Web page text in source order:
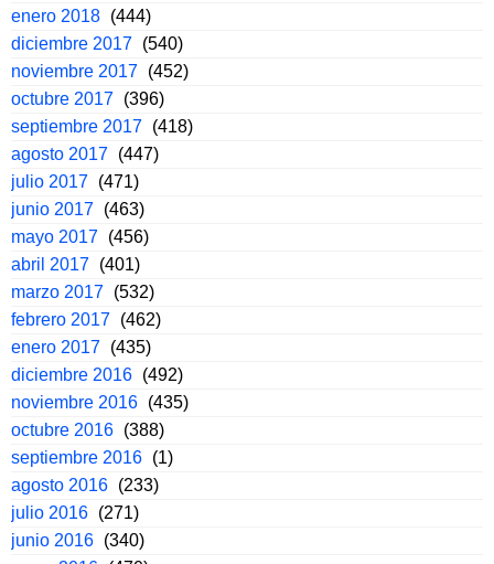
enero 2018 (444)
diciembre 2017 (540)
noviembre 2017 (452)
octubre 2017 (396)
septiembre 2017 (418)
agosto 2017 (447)
julio 2017 (471)
junio 2017 (463)
mayo 2017 (456)
abril 2017 (401)
marzo 2017 (532)
febrero 2017 (462)
enero 2017 (435)
diciembre 2016 (492)
noviembre 2016 (435)
octubre 2016 (388)
septiembre 2016 (1)
agosto 2016 (233)
julio 2016 (271)
junio 2016 (340)